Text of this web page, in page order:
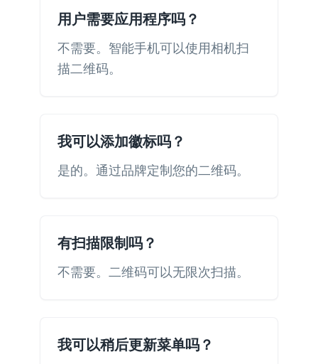
用户需要应用程序吗？
不需要。智能手机可以使用相机扫
描二维码。
我可以添加徽标吗？
是的。通过品牌定制您的二维码。
有扫描限制吗？
不需要。二维码可以无限次扫描。
我可以稍后更新菜单吗？